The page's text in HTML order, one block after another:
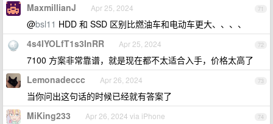
71
MaxmillianJ Apr 25, 2024
@bsl11 HDD 和 SSD 区别比燃油车和电动车更大、、、、
72
4s4IYOLfT1s3InRR Apr 25, 2024
7100 方案非常靠谱，就是现在都不太适合入手，价格太高了
73
Lemonadeccc Apr 26, 2024
当你问出这句话的时候已经就有答案了
74
MiKing233 Apr 26, 2024 via iPhone